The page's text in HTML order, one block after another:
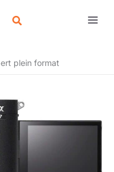
plein format